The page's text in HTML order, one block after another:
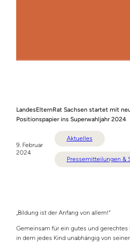
LandesElternRat Sachsen startet mit
Positionspapier ins Superwahljahr 2024
9. Februar
2024
Aktuelles
Pressemitteilungen &
„Bildung ist der Anfang von allem!“
Gemeinsam für ein gutes und gerechtes
in dem jedes Kind unabhängig von